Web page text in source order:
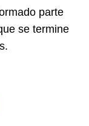
parte
se termine